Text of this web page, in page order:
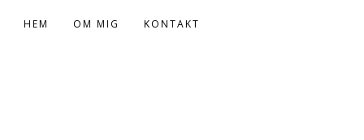
HEM OM MIG KONTAKT